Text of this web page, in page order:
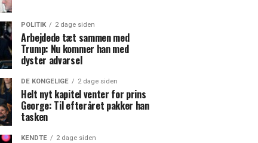
POLITIK 2 dage siden
Arbejdede tæt sammen med
Trump: Nu kommer han med
dyster advarsel
DE KONGELIGE 2 dage siden
Helt nyt kapitel venter for prins
George: Til efteråret pakker han
tasken
KENDTE 2 dage siden